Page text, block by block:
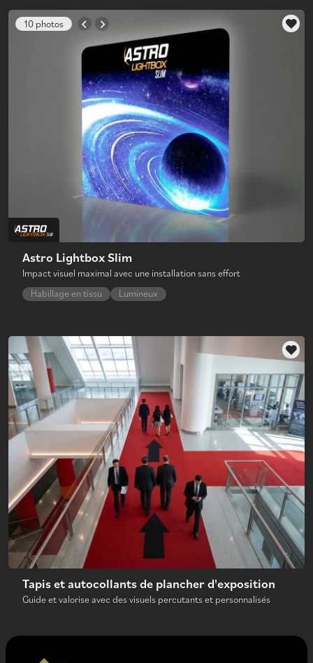
10 photos
Astro Lightbox Slim
Impact visuel maximal avec une installation sans effort
Habillage en tissu
Lumineux
Tapis et autocollants de plancher d'exposition
Guide et valorise avec des visuels percutants et personnalisés